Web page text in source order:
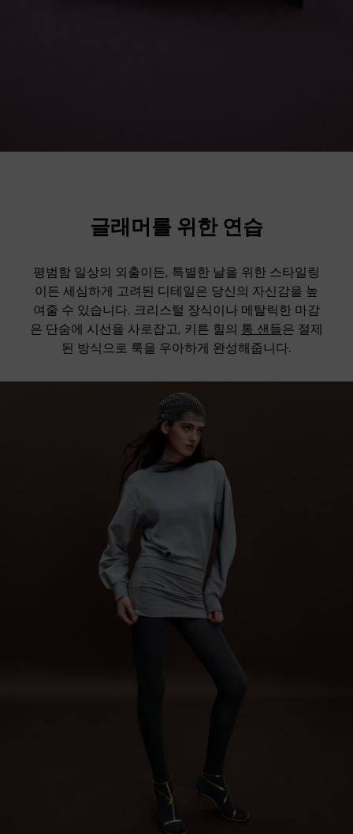
글래머를 위한 연습
평범함 일상의 외출이든, 특별한 날을 위한 스타일링
이든 세심하게 고려된 디테일은 당신의 자신감을 높
여줄 수 있습니다. 크리스털 장식이나 메탈릭한 마감
은 단숨에 시선을 사로잡고, 키튼 힐의 통 샌들은 절제
된 방식으로 룩을 우아하게 완성해줍니다.